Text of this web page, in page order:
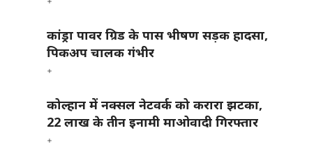
कांड्रा पावर ग्रिड के पास भीषण सड़क हादसा,
पिकअप चालक गंभीर
कोल्हान में नक्सल नेटवर्क को करारा झटका,
22 लाख के तीन इनामी माओवादी गिरफ्तार